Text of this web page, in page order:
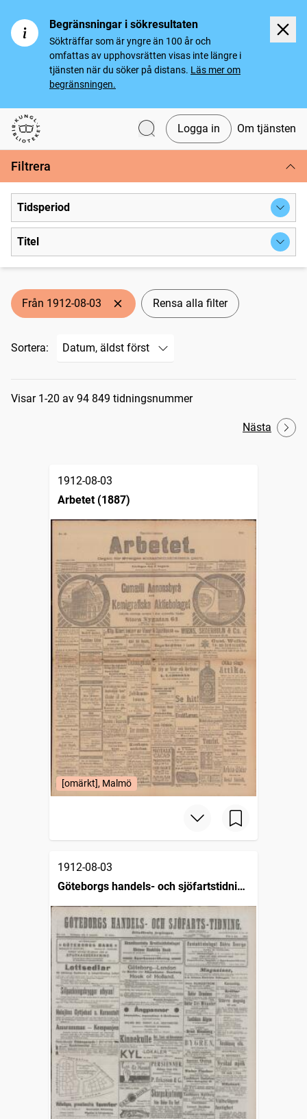
Begränsningar i sökresultaten
Sökträffar som är yngre än 100 år och
omfattas av upphovsrätten visas inte längre i
tjänsten när du söker på distans. Läs mer om
begränsningen.
Svenska tidningar
Logga in Om tjänsten
Filtrera
Tidsperiod
Titel
Från 1912-08-03 Rensa alla filter
Sortera:
Sökresultat
Visar 1-20 av 94 849 tidningsnummer
Nästa
1912-08-03
Arbetet (1887)
[omärkt], Malmö
1912-08-03
Göteborgs handels- och sjöfartstidning
(1832)